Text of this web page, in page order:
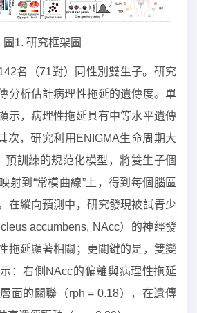
圖1. 研究框架圖
名（71對）同性別雙生子。研究
分析估計病理性拖延的遺傳度。單
示，病理性拖延具有中等水平遺傳
次，研究利用ENIGMA生命周期大
預訓練的規范化模型，將雙生子個
射到“常模曲線”上，得到每個腦區
在縱向預測中，研究發現被試青少
accumbens, NAcc）的神經發
拖延顯著相關；更關鍵的是，雙變
：右側NAcc的偏離與病理性拖延
面的關聯（rph = 0.18），在遺傳